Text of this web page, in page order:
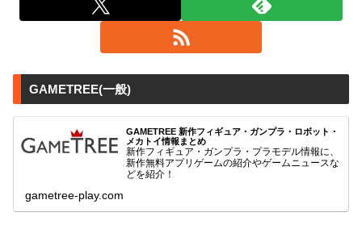
GAMETREE(一般)
GAMETREE 新作フィギュア・ガンプラ・ロボット・
メカトイ情報まとめ
新作フィギュア・ガンプラ・プラモデル情報に、
新作無料アプリゲームの紹介やゲームニュースな
どを紹介！
gametree-play.com